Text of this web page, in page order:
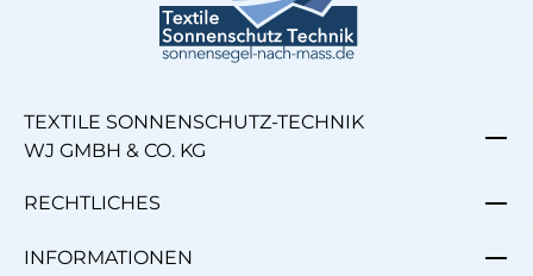
TEXTILE SONNENSCHUTZ-TECHNIK
WJ GMBH & CO. KG
RECHTLICHES
INFORMATIONEN